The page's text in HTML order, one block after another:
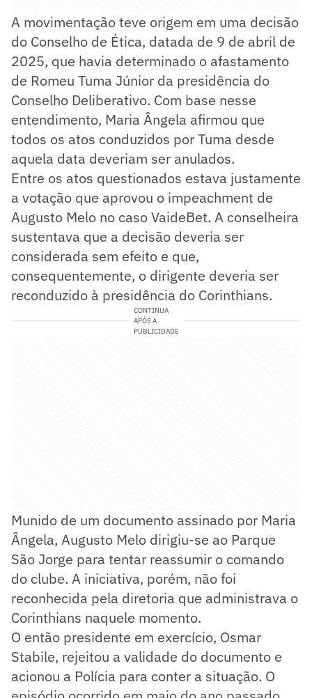
A movimentação teve origem em uma decisão
do Conselho de Ética, datada de 9 de abril de
2025, que havia determinado o afastamento
de Romeu Tuma Júnior da presidência do
Conselho Deliberativo. Com base nesse
entendimento, Maria Ângela afirmou que
todos os atos conduzidos por Tuma desde
aquela data deveriam ser anulados.
Entre os atos questionados estava justamente
a votação que aprovou o impeachment de
Augusto Melo no caso VaideBet. A conselheira
sustentava que a decisão deveria ser
considerada sem efeito e que,
consequentemente, o dirigente deveria ser
reconduzido à presidência do Corinthians.
CONTINUA
APÓS A
PUBLICIDADE
Munido de um documento assinado por Maria
Ângela, Augusto Melo dirigiu-se ao Parque
São Jorge para tentar reassumir o comando
do clube. A iniciativa, porém, não foi
reconhecida pela diretoria que administrava o
Corinthians naquele momento.
O então presidente em exercício, Osmar
Stabile, rejeitou a validade do documento e
acionou a Polícia para conter a situação. O